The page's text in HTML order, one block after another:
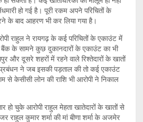
हो गई है। पूरी रकम अपने परिचितों के
के बाद आहरण भी कर लिया गया है।
राहुल ने रायगढ़ के कई परिचितों के एकाउंट में
के सामने कुछ दुकानदारों के एकाउंट का भी
और दूसरे शहरों में रहने वाले रिश्तेदारों के खातों
ने जब इसकी पड़ताल की तो कई एकाउंट
से केसीसी लोन की राशि भी आरोपी ने निकाल
हो चुके आरोपी राहुल मेहता खातेदारों के खातों से
राहुल कुमार शर्मा की मां बीणा शर्मा के अजमेर